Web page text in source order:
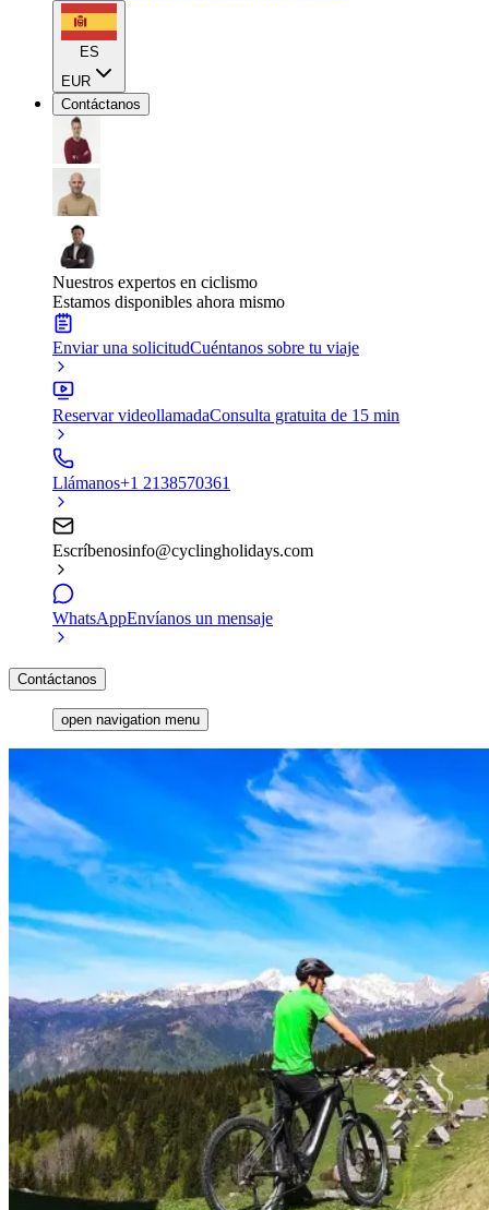
ES
EUR
Contáctanos
Nuestros expertos en ciclismo
Estamos disponibles ahora mismo
Enviar una solicitudCuéntanos sobre tu viaje
Reservar videollamadaConsulta gratuita de 15 min
Llámanos+1 2138570361
Escríbenosinfo@cyclingholidays.com
WhatsAppEnvíanos un mensaje
Contáctanos
open navigation menu